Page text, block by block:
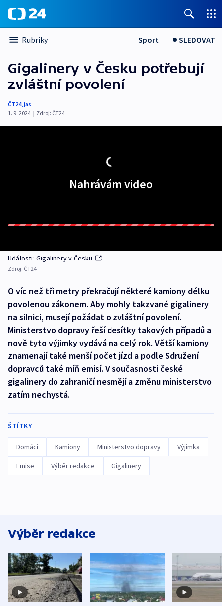
Rubriky Sport SLEDOVAT
Gigalinery v Česku potřebují
zvláštní povolení
ČT24,jas
1. 9. 2024 | Zdroj: ČT24
Nahrávám video
Události: Gigalinery v Česku
Zdroj: ČT24
O víc než tři metry překračují některé kamiony délku
povolenou zákonem. Aby mohly takzvané gigalinery
na silnici, musejí požádat o zvláštní povolení.
Ministerstvo dopravy řeší desítky takových případů a
nově tyto výjimky vydává na celý rok. Větší kamiony
znamenají také menší počet jízd a podle Sdružení
dopravců také míň emisí. V současnosti české
gigalinery do zahraničí nesmějí a změnu ministerstvo
zatím nechystá.
ŠTÍTKY
Domácí Kamiony Ministerstvo dopravy Výjimka
Emise Výběr redakce Gigalinery
Výběr redakce